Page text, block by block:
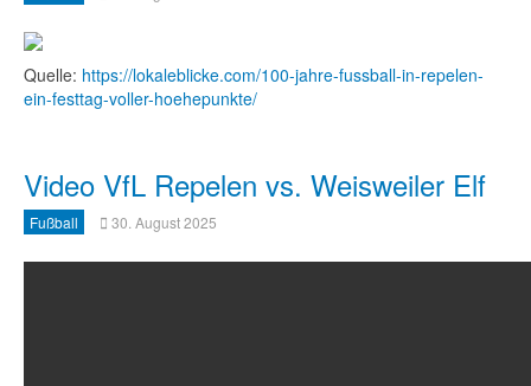
Quelle: https://lokaleblicke.com/100-jahre-fussball-in-repelen-
ein-festtag-voller-hoehepunkte/
Video VfL Repelen vs. Weisweiler Elf
Fußball 30. August 2025